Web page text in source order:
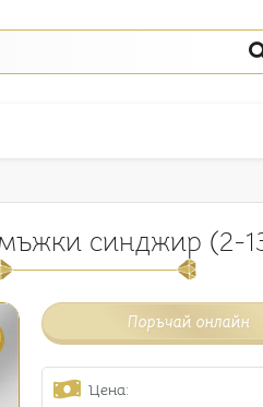
синджир (2-
Поръчай онлайн
Цена: